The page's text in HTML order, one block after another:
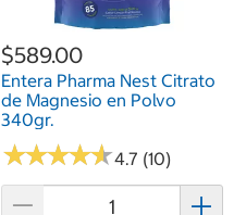
$589.00
Entera Pharma Nest Citrato
de Magnesio en Polvo
340gr.
★★★★★
★★★★★4.7 (10)